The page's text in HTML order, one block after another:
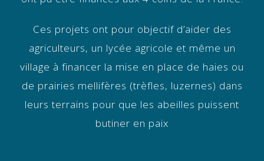
Ces projets ont pour objectif d’aider des
agriculteurs, un lycée agricole et même un
village à financer la mise en place de haies ou
de prairies mellifères (trèfles, luzernes) dans
leurs terrains pour que les abeilles puissent
butiner en paix